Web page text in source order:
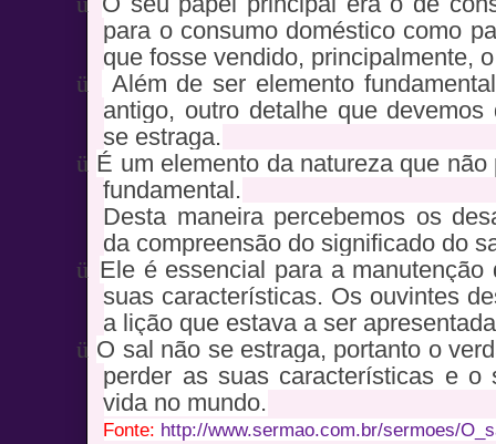
para o consumo doméstico como
que fosse vendido, principalmente,
ü
Além de ser elemento
antigo, outro detalhe que
se estraga.
ü É um elemento da natureza que
fundamental.
Desta maneira percebemos os
da compreensão do significado do
ü Ele é essencial para a
suas características. Os ouvintes
a lição que estava a ser
ü O sal não se estraga, portanto o
perder as suas características e o
vida no mundo.
Fonte: http://www.sermao.com.br/sermoes/